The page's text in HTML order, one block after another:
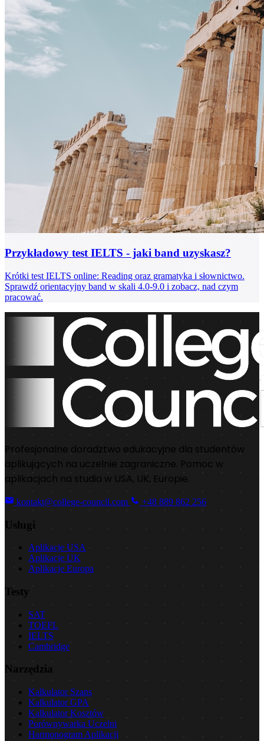
Przykładowy test IELTS - jaki band uzyskasz?
Krótki test IELTS online: Reading oraz gramatyka i słownictwo.
Sprawdź orientacyjny band w skali 4.0-9.0 i zobacz, nad czym
pracować.
Profesjonalne doradztwo edukacyjne dla studentów
aplikujących na uczelnie zagraniczne. Pomoc w
aplikacjach na studia w USA, UK, Europie.
kontakt@college-council.com +48 889 862 256
Usługi
Aplikacje USA
Aplikacje UK
Aplikacje Europa
Testy
SAT
TOEFL
IELTS
Cambridge
Narzędzia
Kalkulator Szans
Kalkulator GPA
Kalkulator Kosztów
Porównywarka Uczelni
Harmonogram Aplikacji